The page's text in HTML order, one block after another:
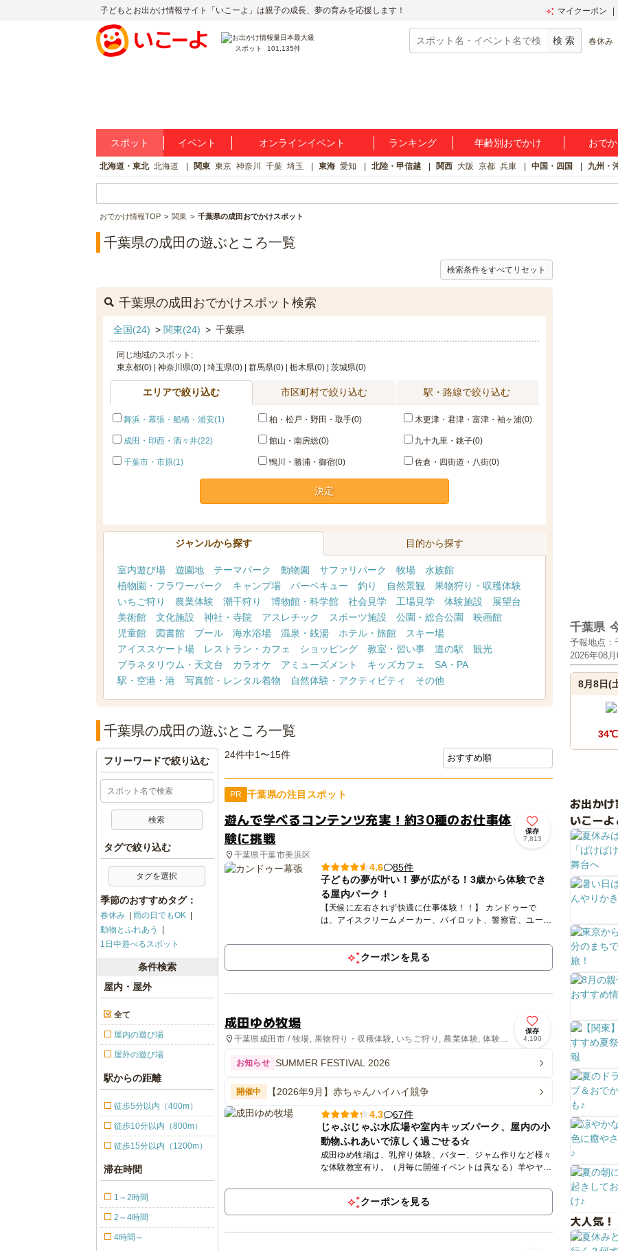
子どもとお出かけ情報サイト「いこーよ」は親子の成長、夢の育みを応援します！ マイクーポン
スポット 101,135件
春休み
スポット イベント オンラインイベント ランキング 年齢別おでかけ おで
北海道・東北 北海道 関東 東京 神奈川 千葉 埼玉 東海 愛知 北陸・甲信越 関西 大阪 京都 兵庫 中国・四国 九州・
おでかけ情報TOP 関東 千葉県の成田おでかけスポット
千葉県の成田の遊ぶところ一覧
検索条件をすべてリセット
千葉県の成田おでかけスポット検索
全国(24) > 関東(24) > 千葉県
同じ地域のスポット:
東京都(0) | 神奈川県(0) | 埼玉県(0) | 群馬県(0) | 栃木県(0) | 茨城県(0)
エリアで絞り込む 市区町村で絞り込む 駅・路線で絞り込む
舞浜・幕張・船橋・浦安(1) 柏・松戸・野田・取手(0) 木更津・君津・富津・袖ヶ浦(0)
成田・印西・酒々井(22) 館山・南房総(0) 九十九里・銚子(0)
千葉市・市原(1) 鴨川・勝浦・御宿(0) 佐倉・四街道・八街(0)
決定
ジャンルから探す 目的から探す
室内遊び場 遊園地 テーマパーク 動物園 サファリパーク 牧場
水族館
植物園・フラワーパーク
キャンプ場 バーベキュー 釣り 自然景観
果物狩り・収穫体験
いちご狩り
農業体験 潮干狩り 博物館・科学館 社会見学 工場見学 体験施設
展望台
美術館
文化施設 神社・寺院 アスレチック スポーツ施設 公園・総合公園
映画館
児童館
図書館 プール 海水浴場 温泉・銭湯 ホテル・旅館
スキー場
アイススケート場
レストラン・カフェ ショッピング 教室・習い事 道の駅
観光
プラネタリウム・天文台
カラオケ アミューズメント キッズカフェ
SA・PA
駅・空港・港
写真館・レンタル着物 自然体験・アクティビティ その他
千葉県の成田の遊ぶところ一覧
24件中1〜15件
PR 千葉県の注目スポット
遊んで学べるコンテンツ充実！約30種のお仕事体
験に挑戦
千葉県千葉市美浜区
保存
7,813
4.6
85件
子どもの夢が叶い！夢が広がる！3歳から体験でき
る屋内パーク！
【天候に左右されず快適に仕事体験！！】 カンドゥーで
は、アイスクリームメーカー、パイロット、警察官、ユーチ
30種以上の...
クーポンを見る
成田ゆめ牧場
千葉県成田市 / 牧場, 果物狩り・収穫体験, いちご狩り, 農業体験, 体験施
保存
4,190
お知らせ SUMMER FESTIVAL 2026
開催中 【2026年9月】赤ちゃんハイハイ競争
4.3
67件
じゃぶじゃぶ水広場や室内キッズパーク、屋内の小
動物ふれあいで涼しく過ごせる☆
成田ゆめ牧場は、乳搾り体験、バター、ジャム作りなど様々
な体験教室有り。（月毎に開催イベントは異なる）羊やヤギ
きます。春の...
クーポンを見る
フリーワードで絞り込む
タグで絞り込む
タグを選択
季節のおすすめタグ：
春休み
雨の日でもOK
動物とふれあう
1日中遊べるスポット
条件検索
屋内・屋外
全て
屋内の遊び場
屋外の遊び場
駅からの距離
徒歩5分以内（400m）
徒歩10分以内（800m）
徒歩15分以内（1200m）
滞在時間
1～2時間
2～4時間
4時間～
千葉県
予報地点：
2026年08
8月8日(
34℃
お出か
いこー
大人気